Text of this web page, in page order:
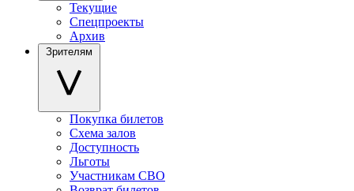
Текущие
Спецпроекты
Архив
Зрителям
Покупка билетов
Схема залов
Доступность
Льготы
Участникам СВО